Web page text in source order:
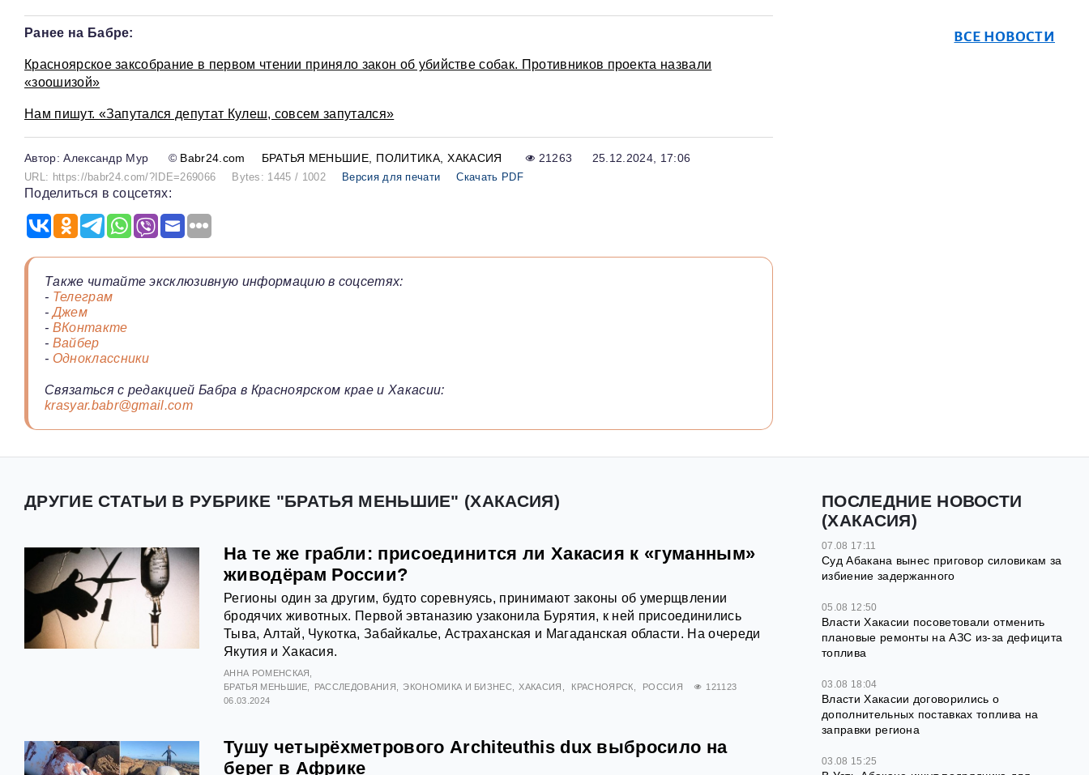
Ранее на Бабре:
Красноярское заксобрание в первом чтении приняло закон об убийстве собак. Противников проекта назвали
«зоошизой»
Нам пишут. «Запутался депутат Кулеш, совсем запутался»
Александр Мур © Babr24.com БРАТЬЯ МЕНЬШИЕ ПОЛИТИКА ХАКАСИЯ 21263 25.12.2024, 17:06
URL: https://babr24.com/?IDE=269066 Bytes: 1445 / 1002 Версия для печати Скачать PDF
Поделиться в соцсетях:
Также читайте эксклюзивную информацию в соцсетях:
- Телеграм
-Джем
- ВКонтакте
- Вайбер
- Одноклассники
Связаться с редакцией Бабра в Красноярском крае и Хакасии:
krasyar.babr@gmail.com
ВСЕ НОВОСТИ
ДРУГИЕ СТАТЬИ В РУБРИКЕ "БРАТЬЯ МЕНЬШИЕ" (ХАКАСИЯ)
На те же грабли: присоединится ли Хакасия к «гуманным»
живодёрам России?
Регионы один за другим, будто соревнуясь, принимают законы об умерщвлении
бродячих животных. Первой эвтаназию узаконила Бурятия, к ней присоединились
Тыва, Алтай, Чукотка, Забайкалье, Астраханская и Магаданская области. На очереди
Якутия и Хакасия.
АННА РОМЕНСКАЯ
БРАТЬЯ МЕНЬШИЕ
РАССЛЕДОВАНИЯ ЭКОНОМИКА И БИЗНЕС ХАКАСИЯ КРАСНОЯРСК РОССИЯ
121123
06.03.2024
Тушу четырёхметрового Architeuthis dux выбросило на
берег в Африке
ПОСЛЕДНИЕ НОВОСТИ
(ХАКАСИЯ)
07.08 17:11
Суд Абакана вынес приговор силовикам за
избиение задержанного
05.08 12:50
Власти Хакасии посоветовали отменить
плановые ремонты на АЗС из-за дефицита
топлива
03.08 18:04
Власти Хакасии договорились о
дополнительных поставках топлива на
заправки региона
03.08 15:25